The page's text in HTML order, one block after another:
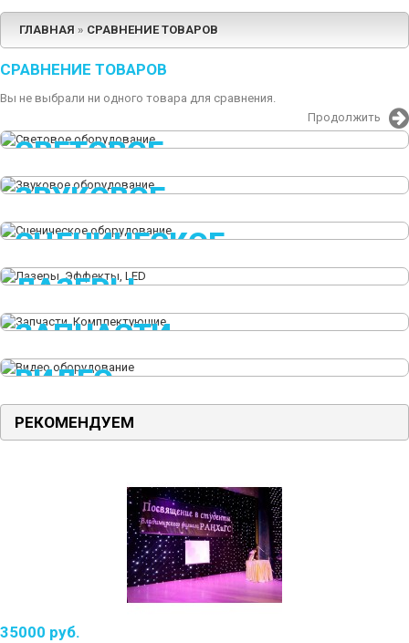
ГЛАВНАЯ » СРАВНЕНИЕ ТОВАРОВ
СРАВНЕНИЕ ТОВАРОВ
Вы не выбрали ни одного товара для сравнения.
Продолжить
СВЕТОВОЕ
ОБОРУДОВАНИЕ
ЗВУКОВОЕ
ОБОРУДОВАНИЕ
СЦЕНИЧЕСКОЕ
ОБОРУДОВАНИЕ
ЛАЗЕРЫ
ЭФФЕКТЫ
LED
ЗАПЧАСТИ
КОМПЛЕКТУЮЩИЕ
Лампы, Игниторы, ИЗУ
ВИДЕО
ОБОРУДОВАНИЕ
РЕКОМЕНДУЕМ
35000 руб.